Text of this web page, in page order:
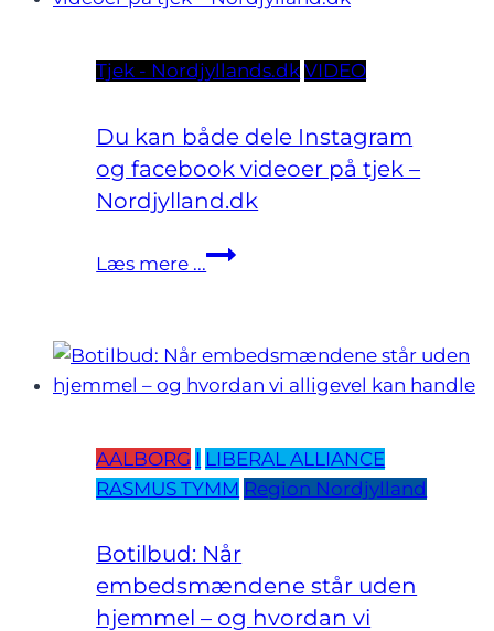
Tjek - Nordjyllands.dk VIDEO
Du kan både dele Instagram
og facebook videoer på tjek –
Nordjylland.dk
Læs mere ...Du
dele
Instagram
videoer
på
–
Nordjylland.dk
AALBORG I LIBERAL ALLIANCE
RASMUS TYMM Region Nordjylland
Botilbud: Når
embedsmændene står uden
hjemmel – og hvordan vi